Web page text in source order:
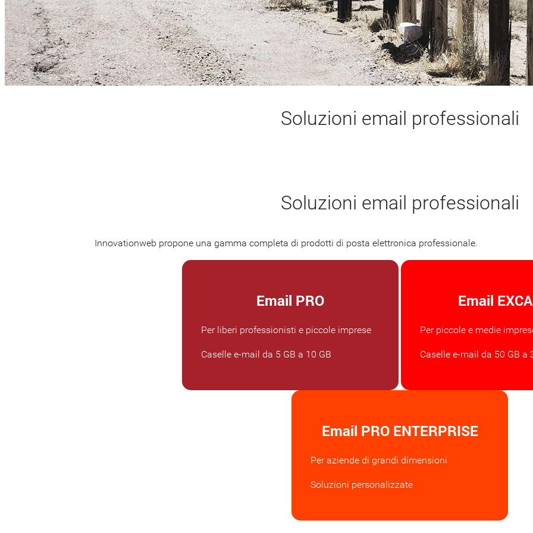
Soluzioni email professionali
Soluzioni email professionali
Innovationweb propone una gamma completa di prodotti di posta elettronica professionale.
Email PRO
Per liberi professionisti e piccole imprese
Caselle e-mail da 5 GB a 10 GB
Email
Per piccole e medie
Caselle e-mail da 50 GB a
Email PRO ENTERPRISE
Per aziende di grandi dimensioni
Soluzioni personalizzate